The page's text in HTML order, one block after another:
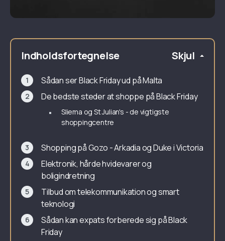
Indholdsfortegnelse Skjul
Sådan ser Black Friday ud på Malta
De bedste steder at shoppe på Black Friday
Sliema og St Julian's - de vigtigste
shoppingcentre
Shopping på Gozo - Arkadia og Duke i Victoria
Elektronik, hårde hvidevarer og
boligindretning
Tilbud om telekommunikation og smart
teknologi
Sådan kan expats forberede sig på Black
Friday